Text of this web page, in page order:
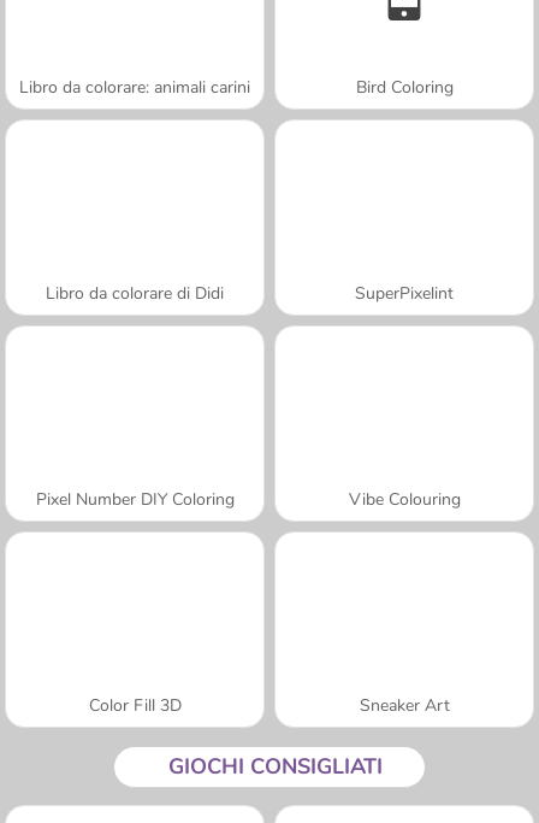
Libro da colorare: animali carini Bird Coloring
Libro da colorare di Didi SuperPixelint
Pixel Number DIY Coloring Vibe Colouring
Color Fill 3D Sneaker Art
GIOCHI CONSIGLIATI